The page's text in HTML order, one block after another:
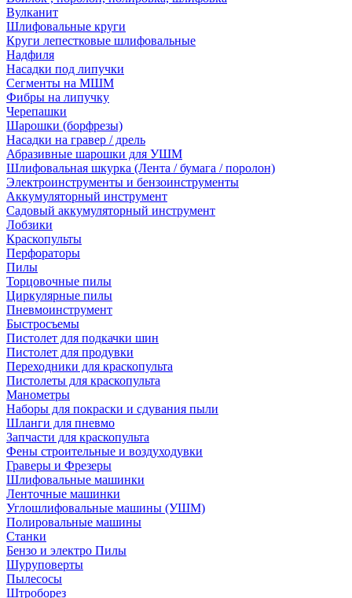
Вулканит
Шлифовальные круги
Круги лепестковые шлифовальные
Надфиля
Насадки под липучки
Сегменты на МШМ
Фибры на липучку
Черепашки
Шарошки (борфрезы)
Насадки на гравер / дрель
Абразивные шарошки для УШМ
Шлифовальная шкурка (Лента / бумага / поролон)
Электроинструменты и бензоинструменты
Аккумуляторный инструмент
Садовый аккумуляторный инструмент
Лобзики
Краскопульты
Перфораторы
Пилы
Торцовочные пилы
Циркулярные пилы
Пневмоинструмент
Быстросъемы
Пистолет для подкачки шин
Пистолет для продувки
Переходники для краскопульта
Пистолеты для краскопульта
Манометры
Наборы для покраски и сдувания пыли
Шланги для пневмо
Запчасти для краскопульта
Фены строительные и воздуходувки
Граверы и Фрезеры
Шлифовальные машинки
Ленточные машинки
Углошлифовальные машины (УШМ)
Полировальные машины
Станки
Бензо и электро Пилы
Шуруповерты
Пылесосы
Штроборез